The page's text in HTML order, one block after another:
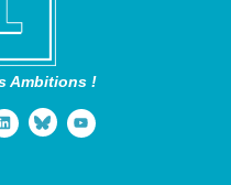
Ambitions !